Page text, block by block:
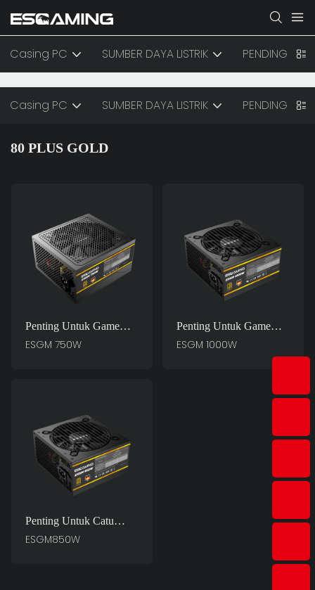
Casing PC SUMBER DAYA LISTRIK PENDINGINAN
Casing PC SUMBER DAYA LISTRIK PENDINGINAN
80 PLUS GOLD
Penting Untuk Game
Master: Catu Daya PC
ESGM 750W
Penting Untuk Game
Master: Catu Daya PC
ESGM 1000W
Penting Untuk Catu
Daya PC Game Master
ESGM850W